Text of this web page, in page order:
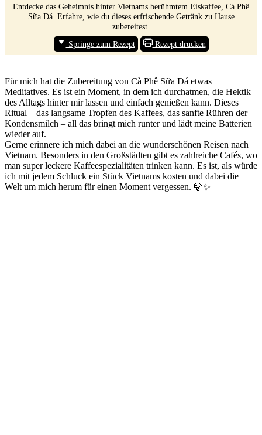
Entdecke das Geheimnis hinter Vietnams berühmtem Eiskaffee, Cà Phê
Sữa Đá. Erfahre, wie du dieses erfrischende Getränk zu Hause
zubereitest.
Springe zum Rezept
Rezept drucken
Für mich hat die Zubereitung von Cà Phê Sữa Đá etwas
Meditatives. Es ist ein Moment, in dem ich durchatmen, die Hektik
des Alltags hinter mir lassen und einfach genießen kann. Dieses
Ritual – das langsame Tropfen des Kaffees, das sanfte Rühren der
Kondensmilch – all das bringt mich runter und lädt meine Batterien
wieder auf.
Gerne erinnere ich mich dabei an die wunderschönen Reisen nach
Vietnam. Besonders in den Großstädten gibt es zahlreiche Cafés, wo
man super leckere Kaffeespezialitäten trinken kann. Es ist, als würde
ich mit jedem Schluck ein Stück Vietnams kosten und dabei die
Welt um mich herum für einen Moment vergessen. 🍃✨